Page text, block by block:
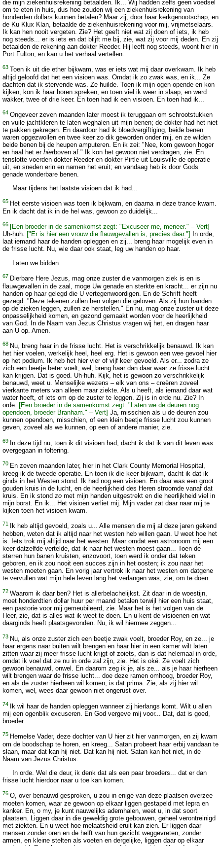
die mijn ziekenhuisrekening betaalden. Ik... Wij hadden zelfs geen voedsel
om te eten in huis, dus hoe zouden wij een ziekenhuisrekening van
honderden dollars kunnen betalen? Maar zij, door haar kerkgenootschap, en
de Ku Klux Klan, betaalde de ziekenhuisrekening voor mij, vrijmetselaars.
Ik kan hen nooit vergeten. Zie? Het geeft niet wat zij doen of iets, ik heb
nog steeds... er is iets en dat blijft me bij, zie, wat zij voor mij deden. En zij
betaalden de rekening aan dokter Reeder. Hij leeft nog steeds, woont hier in
Port Fulton, en kan u het verhaal vertellen.
63
Toen ik uit die ether bijkwam, was er iets wat mij daar overkwam. Ik heb
altijd geloofd dat het een visioen was. Omdat ik zo zwak was, en ik... Ze
dachten dat ik stervende was. Ze huilde. Toen ik mijn ogen opende en kon
kijken, kon ik haar horen spreken, en toen viel ik weer in slaap, en werd
wakker, twee of drie keer. En toen had ik een visioen. En toen had ik...
64 Ongeveer zeven maanden later moest ik teruggaan om schrootstukken
en vuile jachtkleren te laten weghalen uit mijn benen; de dokter had het niet
te pakken gekregen. En daardoor had ik bloedvergiftiging, beide benen
waren opgezwollen en twee keer zo dik geworden onder mij, en ze wilden
beide benen bij de heupen amputeren. En ik zei: "Nee, kom gewoon hoger
en haal het er hierboven af." Ik kon het gewoon niet verdragen, zie. En
tenslotte voerden dokter Reeder en dokter Pirtle uit Louisville de operatie
uit, en sneden erin en namen het eruit; en vandaag heb ik door Gods
genade wonderbare benen.
Maar tijdens het laatste visioen dat ik had...
65 Het eerste visioen was toen ik bijkwam, en daarna in deze trance kwam.
En ik dacht dat ik in de hel was, gewoon zo duidelijk...
66 [Een broeder in de samenkomst zegt: "Excuseer me, meneer." – Vert]
Uh-huh. ["Er is hier een vrouw die flauwgevallen is, precies daar."]
In orde,
laat iemand haar de handen opleggen en zij... breng haar mogelijk even in
de frisse lucht. Nu, wie daar ook staat, leg uw handen op haar.
Laten we bidden.
67 Dierbare Here Jezus, mag onze zuster die vanmorgen ziek is en is
flauwgevallen in de zaal, moge Uw genade en sterkte en kracht... er zijn nu
handen op haar gelegd die U vertegenwoordigen. En de Schrift heeft
gezegd: "Deze tekenen zullen hen volgen die geloven. Als zij hun handen
op de zieken leggen, zullen ze herstellen." En nu, mag onze zuster uit deze
onpasselijkheid komen, en gezond gemaakt worden voor de heerlijkheid
van God. In de Naam van Jezus Christus vragen wij het, en dragen haar
aan U op. Amen.
68 Nu, breng haar in de frisse lucht. Het is verschrikkelijk benauwd. Ik kan
het hier voelen, werkelijk heel, heel erg. Het is gewoon een wee gevoel hier
op het podium. Ik heb het hier vier of vijf keer gevoeld. Als er... zodra ze
zich een beetje beter voelt, wel, breng haar dan daar waar ze frisse lucht
kan krijgen. Dat is goed. Uh-huh. Kijk, het is gewoon zo verschrikkelijk
benauwd, weet u. Menselijke wezens – elk van ons – creëren zoveel
vierkante meters van alleen maar ziekte. Als u heeft, als iemand daar wat
water heeft, of iets om op de zuster te leggen. Zij is in orde nu. Zie? In
orde. [Een broeder in de samenkomst zegt: "Laten we de deuren nog
opendoen, broeder Branham." – Vert] Ja, misschien als u de deuren zou
kunnen opendoen, misschien, of een klein beetje frisse lucht zou kunnen
geven, zoveel als we kunnen, op een of andere manier, zie.
69 In deze tijd nu, toen ik dit visioen had, dacht ik dat ik van dit leven was
overgegaan in foltering.
70 En zeven maanden later, hier in het Clark County Memorial Hospital,
kreeg ik de tweede operatie. En toen ik die keer bijkwam, dacht ik dat ik
ginds in het Westen stond. Ik had nog een visioen. En daar was een groot
gouden kruis in de lucht, en de heerlijkheid des Heren stroomde vanaf dat
kruis. En ik stond zo met mijn handen uitgestrekt en die heerlijkheid viel in
mijn borst. En ik... Het visioen verliet mij. Mijn vader zat daar naar mij te
kijken toen het visioen kwam.
71
Ik heb altijd gevoeld, zoals u... Alle mensen die mij al deze jaren gekend
hebben, weten dat ik altijd naar het westen heb willen gaan. U weet hoe het
is. Iets trok mij altijd naar het westen. Maar omdat een astronoom mij een
keer datzelfde vertelde, dat ik naar het westen moest gaan... Toen de
sterren hun banen kruisten, enzovoort, toen werd ik onder dat teken
geboren, en ik zou nooit een succes zijn in het oosten; ik zou naar het
westen moeten gaan. En vorig jaar vertrok ik naar het westen om datgene
te vervullen wat mijn hele leven lang het verlangen was, zie, om te doen.
72 Waarom ik daar ben? Het is allerbelachelijkst. Zit daar in de woestijn,
moet honderdtien dollar huur per maand betalen terwijl hier een huis staat,
een pastorie voor mij gemeubileerd, zie. Maar het is het volgen van de
Heer, zie, dat is alles wat ik weet te doen. En u kent de visioenen en wat
daarginds heeft plaatsgevonden. Nu, ik wil hiermee zeggen...
73 Nu, als onze zuster zich een beetje zwak voelt, broeder Roy, en ze... je
haar ergens naar buiten wilt brengen en haar hier in een kamer wilt laten
zitten waar zij meer frisse lucht krijgt of zoiets, dan is dat helemaal in orde,
omdat ik voel dat ze nu in orde zal zijn, zie. Het is oké. Ze voelt zich
gewoon benauwd, onwel. En daarom zeg ik je, als ze... als je haar hierheen
wilt brengen waar de frisse lucht... doe deze ramen omhoog, broeder Roy,
en als de zuster hierheen wil komen, is dat prima. Zie, als zij hier wil
komen, wel, wees daar gewoon niet ongerust over.
74
Ik wil haar de handen opleggen wanneer zij hierlangs komt. Wilt u allen
mij een ogenblik excuseren. En God vergeve mij voor... Dat, dat is goed,
broeder.
75 Hemelse Vader, deze dochter van U hier zit hier vanmorgen, en zij kwam
om de boodschap te horen, en kreeg... Satan probeert haar erbij vandaan te
slaan, maar dat kan hij niet. Dat kan hij niet. Satan kan het niet, in de
Naam van Jezus Christus.
In orde. Wel die deur, ik denk dat als een paar broeders... dat er dan
frisse lucht hierdoor naar u toe kan komen.
76 O, over benauwd gesproken, u zou in enige van deze plaatsen overzee
moeten komen, waar ze gewoon op elkaar liggen gestapeld met lepra en
kanker. En, o my, je kunt nauwelijks ademhalen, weet u, in dat soort
plaatsen. Liggen daar in die geweldig grote gebouwen, geheel verontreinigd
met ziekten. En u weet hoe melaatsheid eruit kan zien. Er liggen daar
mensen zonder oren en de helft van hun gezicht weggevreten, zonder
armen, en kleine stelten als voeten en dergelijke, liggen daar op elkaar